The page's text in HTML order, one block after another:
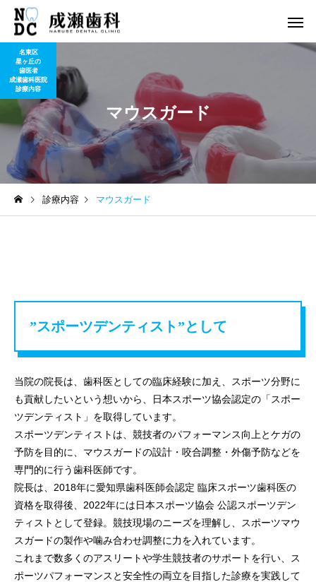
マウスガード
名東区
星ヶ丘の
歯医者
成瀬歯科医院
診療内容
診療内容 マウスガード
”スポーツデンティスト”として
当院の院長は、歯科医としての臨床経験に加え、スポーツ分野に
も貢献したいという想いから、日本スポーツ協会認定の「スポー
ツデンティスト」を取得しています。
スポーツデンティストは、競技者のパフォーマンス向上とケガの
予防を目的に、マウスガードの設計・咬合調整・外傷予防などを
専門的に行う歯科医師です。
院長は、2018年に愛知県歯科医師会認定 臨床スポーツ歯科医の
資格を取得後、2022年には日本スポーツ協会 公認スポーツデン
ティストとして登録。競技現場のニーズを理解し、スポーツマウ
スガードの製作や噛み合わせ調整に力を入れています。
これまで数多くのアスリートや学生競技者のサポートを行い、ス
ポーツパフォーマンスと安全性の両立を目指した診療を実践して